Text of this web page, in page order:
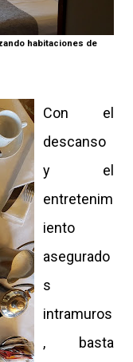
habitaciones de
Con el
descanso
y el
entretenim
iento
asegurado
s
intramuros
, basta